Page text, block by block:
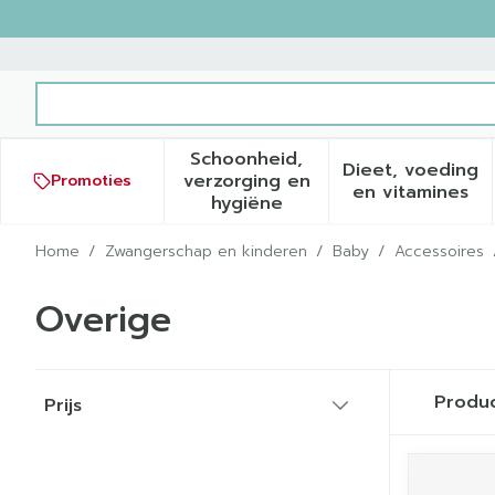
Promoties
Schoonheid,
verzorging en
hygiëneToon submenu voor
Dieet, voeding
en vitamines
Toon
Home / Zwangerschap en kinderen / Baby / Accessoires
Overige
Prijs